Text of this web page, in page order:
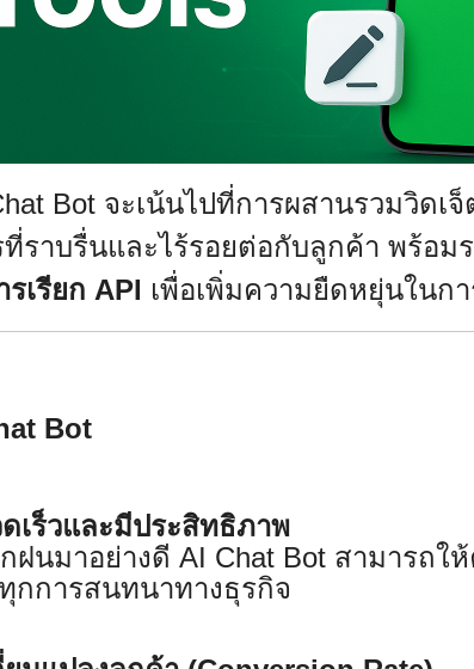
Bot จะเน้นไปที่การผสานรวมวิดเ
ราบรื่นและไร้รอยต่อกับลูกค้า พร้อม
เรียก API เพื่อเพิ่มความยืดหยุ่นในก
Bot
เร็วและมีประสิทธิภาพ
ฝนมาอย่างดี AI Chat Bot สามารถใ
กการสนทนาทางธุรกิจ